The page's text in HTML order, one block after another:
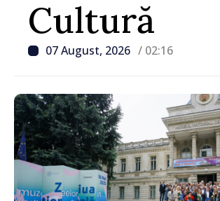
Cultură
07 August, 2026 / 02:16